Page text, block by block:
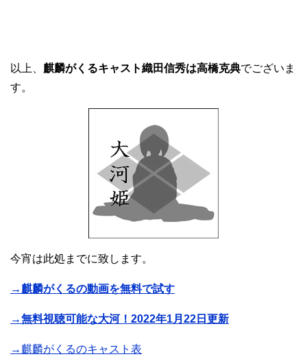
以上、 麒麟がくるキャスト織田信秀は高橋克典でございま
す。
今宵は此処までに致します。
→麒麟がくるの動画を無料で試す
→無料視聴可能な大河！2022年1月22日更新
→麒麟がくるのキャスト表